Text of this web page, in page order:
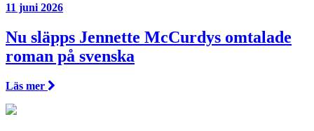
11 juni 2026
Nu släpps Jennette McCurdys omtalade
roman på svenska
Läs mer